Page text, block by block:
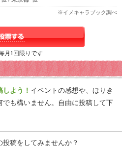
※イメキャラブック調べ
月1回限りです
よう！ イベントの感想や、ほりき
でも構いません。自由に投稿して下
稿をしてみませんか？